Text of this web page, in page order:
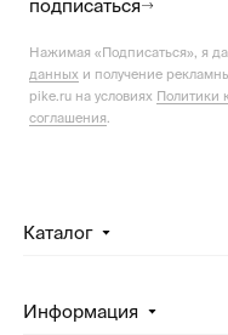
подписаться
Нажимая «Подписаться», я
данных и получение
pike.ru на условиях Политики
соглашения
Каталог
Информация